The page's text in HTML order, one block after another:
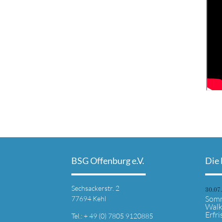
BSG Offenburg e.V.
Sechsackerstr. 2
77694 Kehl
Tel.: + 49 (0) 7805 9120885
Die